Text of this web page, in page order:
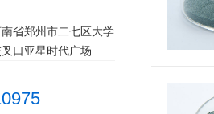
省郑州市二七区大学
口亚星时代广场